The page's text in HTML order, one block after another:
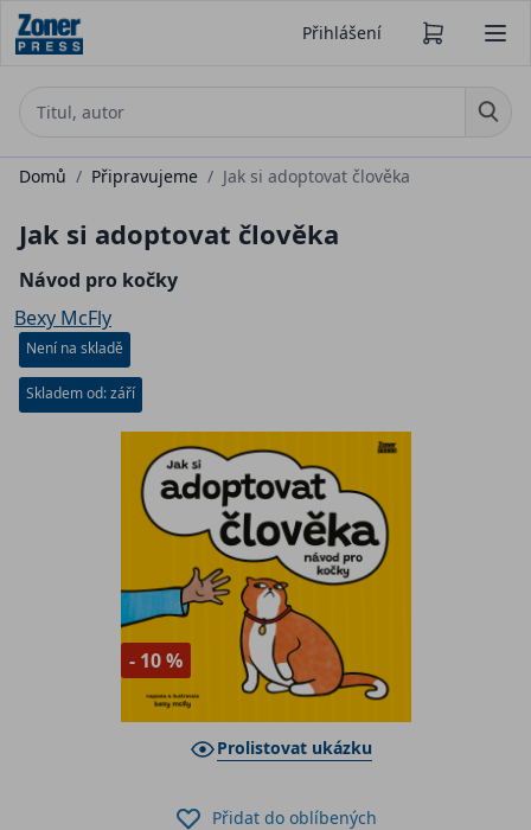
Přihlášení
Domů / Připravujeme / Jak si adoptovat člověka
Jak si adoptovat člověka
Návod pro kočky
Bexy McFly
Není na skladě
Skladem od: září
- 10 %
Prolistovat ukázku
Přidat do oblíbených